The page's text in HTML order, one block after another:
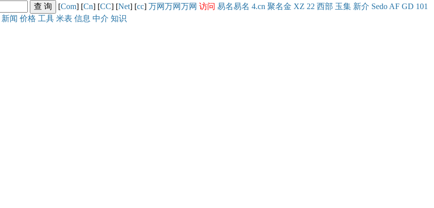
[Com] [Cn] [CC] [Net] [cc] 万网万网万网 访问 易名易名 4.cn 聚名金 XZ 22 西部 玉集 新介 Sedo AF GD 101
新闻 价格 工具 米表 信息 中介 知识